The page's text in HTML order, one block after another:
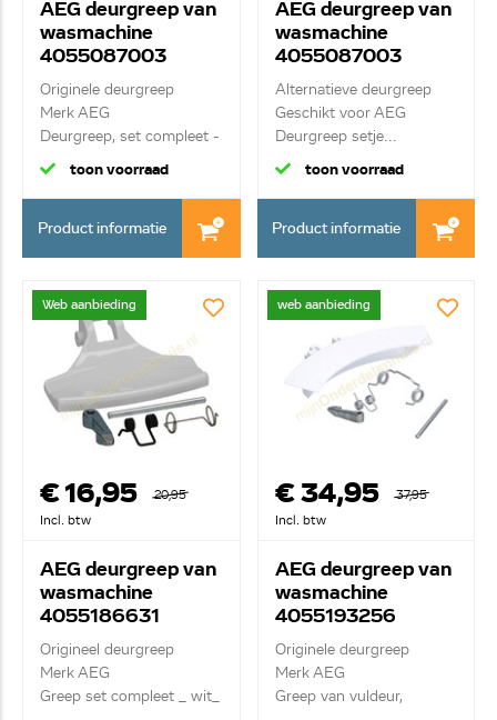
AEG deurgreep van
wasmachine
4055087003
Originele deurgreep
Merk AEG
Deurgreep, set compleet -
wit...
toon voorraad
Product informatie
AEG deurgreep van
wasmachine
4055087003
Alternatieve deurgreep
Geschikt voor AEG
Deurgreep setje...
toon voorraad
Product informatie
Web aanbieding
€ 16,95
20,95
Incl. btw
AEG deurgreep van
wasmachine
4055186631
Origineel deurgreep
Merk AEG
Greep set compleet _ wit_
web aanbieding
€ 34,95
37,95
Incl. btw
AEG deurgreep van
wasmachine
4055193256
Originele deurgreep
Merk AEG
Greep van vuldeur,